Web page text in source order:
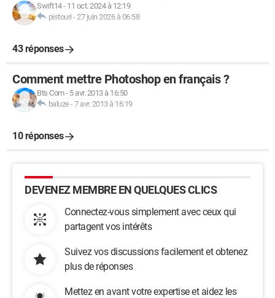
Swift14- 11 oct. 2024 à 12:19
pistouri -27 juin 2026 à 06:58
43 réponses
Comment mettre Photoshop en français ?
Bts Com- 5 avr. 2013 à 16:50
baluze-7 avr. 2013 à 16:19
10 réponses
DEVENEZ MEMBRE EN QUELQUES CLICS
Connectez-vous simplement avec ceux qui
partagent vos intérêts
Suivez vos discussions facilement et obtenez
plus de réponses
Mettez en avant votre expertise et aidez les